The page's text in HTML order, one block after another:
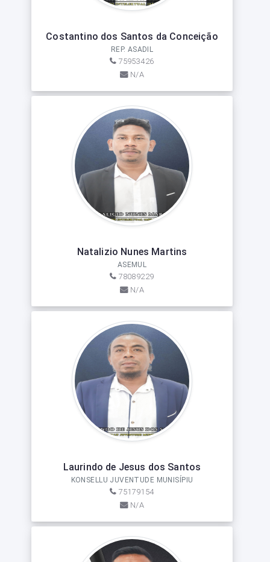
Costantino dos Santos da Conceição
REP. ASADIL
75953426
N/A
Natalizio Nunes Martins
ASEMUL
78089229
N/A
Laurindo de Jesus dos Santos
KONSELLU JUVENTUDE MUNISÍPIU
75179154
N/A